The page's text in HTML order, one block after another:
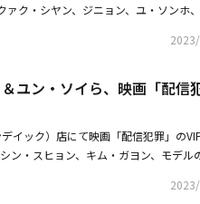
ク・シヤン、ジニョン、ユ・ソンホ
画「配信犯罪」VIP試写会に出席・【
ユン・ソイら、映画「配信
イック）店にて映画「配信犯罪」の
ン・スヒョン、キム・ガヨン、モデル
ンホ＆キム・ヒジョンら、映画「配信